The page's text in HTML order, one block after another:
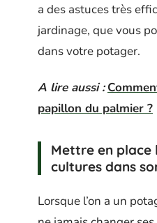
a des astuces très
jardinage, que vous
dans votre potager.
A lire aussi :
papillon du palmier ?
Mettre en
cultures dans
Lorsque l’on a un